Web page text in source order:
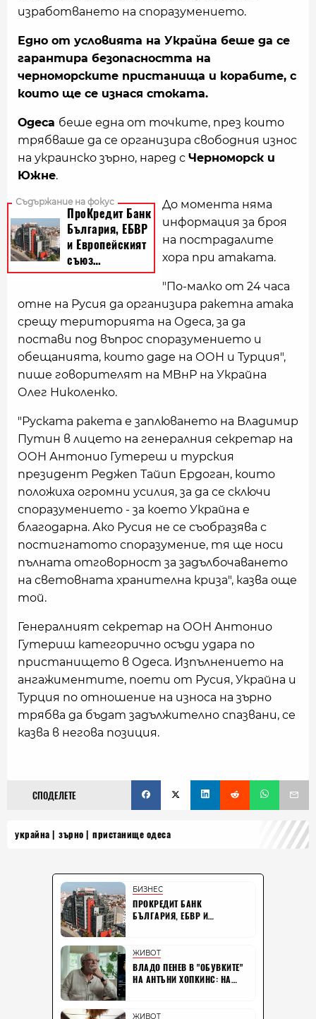
изработването на споразумението.
Едно от условията на Украйна беше да се
гарантира безопасността на
черноморските пристанища и корабите, с
които ще се изнася стоката.
Одеса беше една от точките, през които
трябваше да се организира свободния износ
на украинско зърно, наред с Черноморск и
Южне.
До момента няма
информация за броя
на пострадалите
хора при атаката.
"По-малко от 24 часа
отне на Русия да организира ракетна атака
срещу територията на Одеса, за да
постави под въпрос споразумението и
обещанията, които даде на ООН и Турция",
пише говорителят на МВнР на Украйна
Олег Николенко.
"Руската ракета е заплюването на Владимир
Путин в лицето на генералния секретар на
ООН Антонио Гутереш и турския
президент Реджеп Тайип Ердоган, които
положиха огромни усилия, за да се сключи
споразумението - за което Украйна е
благодарна. Ако Русия не се съобразява с
постигнатото споразумение, тя ще носи
пълната отговорност за задълбочаването
на световната хранителна криза", казва още
той.
Генералният секретар на ООН Антонио
Гутериш категорично осъди удара по
пристанището в Одеса. Изпълнението на
ангажиментите, поети от Русия, Украйна и
Турция по отношение на износа на зърно
трябва да бъдат задължително спазвани, се
казва в негова позиция.
СПОДЕЛЕТЕ
украйна зърно пристанище одеса